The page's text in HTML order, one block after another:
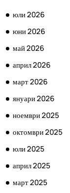
юли 2026
юни 2026
май 2026
април 2026
март 2026
януари 2026
ноември 2025
октомври 2025
юли 2025
април 2025
март 2025